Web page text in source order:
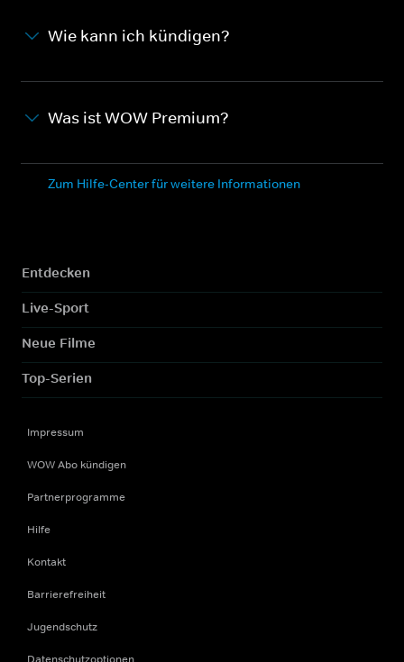
Wie kann ich kündigen?
Was ist WOW Premium?
Zum Hilfe-Center für weitere Informationen
Entdecken
Live-Sport
Neue Filme
Top-Serien
Impressum
WOW Abo kündigen
Partnerprogramme
Hilfe
Kontakt
Barrierefreiheit
Jugendschutz